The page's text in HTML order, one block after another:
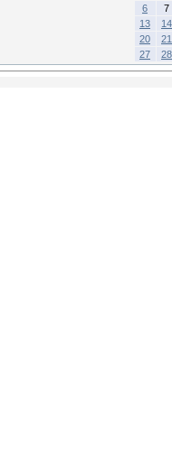
6
7
13
14
20
21
27
28